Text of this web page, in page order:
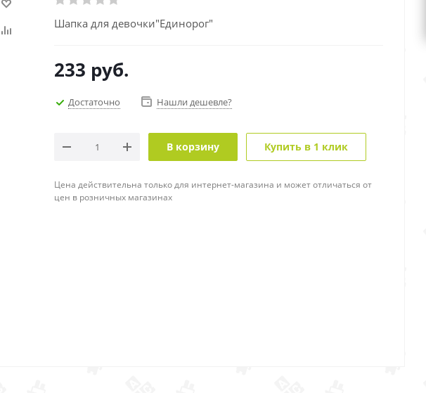
Шапка для девочки"Единорог"
233 руб.
Достаточно Нашли дешевле?
В корзину Купить в 1 клик
Цена действительна только для интернет-магазина и может отличаться от
цен в розничных магазинах